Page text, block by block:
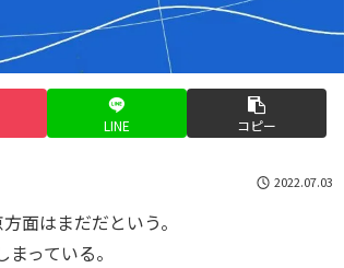
LINE コピー
2022.07.03
面はまだだという。
っている。